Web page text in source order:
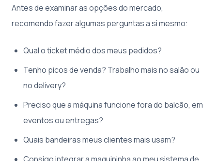
Antes de examinar as opções do mercado,
recomendo fazer algumas perguntas a si mesmo:
Qual o ticket médio dos meus pedidos?
Tenho picos de venda? Trabalho mais no salão ou
no delivery?
Preciso que a máquina funcione fora do balcão, em
eventos ou entregas?
Quais bandeiras meus clientes mais usam?
Consigo integrar a maquininha ao meu sistema de